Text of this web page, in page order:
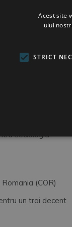
de lucru
sociologia
(COR)
un trai decent
Acest site
ului
STRICT